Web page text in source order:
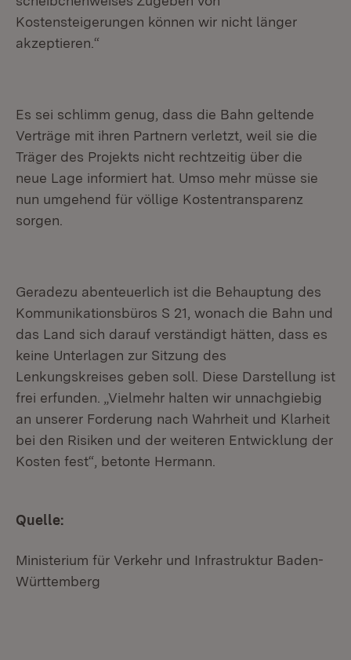
Kostensteigerungen können wir nicht länger
akzeptieren.“
Es sei schlimm genug, dass die Bahn geltende
Verträge mit ihren Partnern verletzt, weil sie die
Träger des Projekts nicht rechtzeitig über die
neue Lage informiert hat. Umso mehr müsse sie
nun umgehend für völlige Kostentransparenz
sorgen.
Geradezu abenteuerlich ist die Behauptung des
Kommunikationsbüros S 21, wonach die Bahn und
das Land sich darauf verständigt hätten, dass es
keine Unterlagen zur Sitzung des
Lenkungskreises geben soll. Diese Darstellung ist
frei erfunden. „Vielmehr halten wir unnachgiebig
an unserer Forderung nach Wahrheit und Klarheit
bei den Risiken und der weiteren Entwicklung der
Kosten fest“, betonte Hermann.
Quelle:
Ministerium für Verkehr und Infrastruktur Baden-
Württemberg